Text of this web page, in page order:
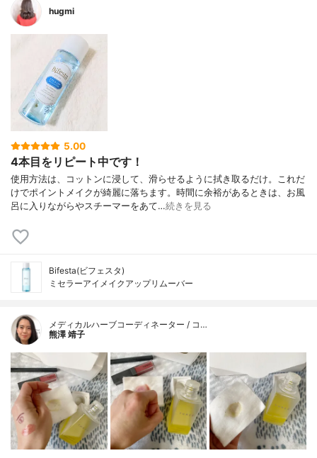
hugmi
5.00
4本目をリピート中です！
使用方法は、コットンに浸して、滑らせるように拭き取るだけ。これだ
けでポイントメイクが綺麗に落ちます。時間に余裕があるときは、お風
呂に入りながらやスチーマーをあて…続きを見る
Bifesta(ビフェスタ)
ミセラーアイメイクアップリムーバー
メディカルハーブコーディネーター / コ…
熊澤 靖子